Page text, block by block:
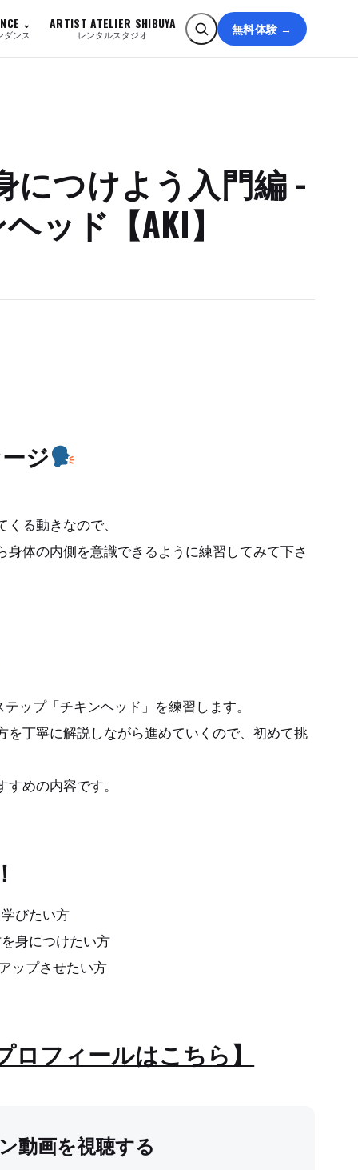
ダンス
ARTIST ATELIER SHIBUYA
レンタルスタジオ 無料体験 →
につけよう入門編 -
ッド【AKI】
ジ
る動きなので、
体の内側を意識できるように練習してみて下さ
ップ「チキンヘッド」を練習します。
丁寧に解説しながら進めていくので、初めて挑
めの内容です。
びたい方
身につけたい方
ップさせたい方
ロフィールはこちら】
動画を視聴する